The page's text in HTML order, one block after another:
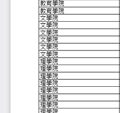
教育學院
教育學院
文學院
文學院
文學院
文學院
文學院
文學院
理學院
理學院
理學院
理學院
理學院
理學院
理學院